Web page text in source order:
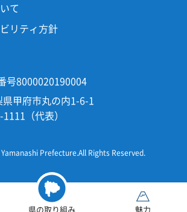
県の取り組み 魅力
て
リティ方針
号8000020190004
甲府市丸の内1-6-1
（代表）
Prefecture.All Rights Reserved.